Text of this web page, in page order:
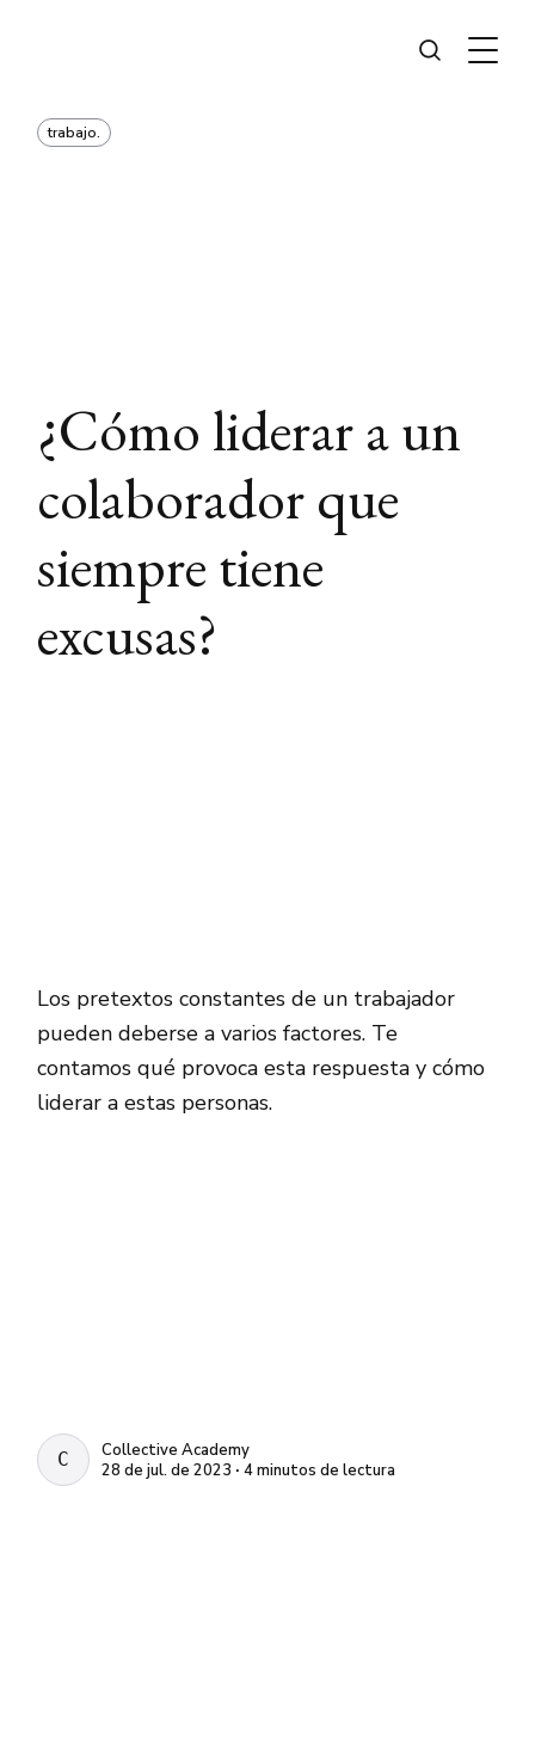
trabajo.
¿Cómo liderar a un
colaborador que
siempre tiene
excusas?
Los pretextos constantes de un trabajador
pueden deberse a varios factores. Te
contamos qué provoca esta respuesta y cómo
liderar a estas personas.
COLLECTIVE ACADEMY
Collective Academy
28 de jul. de 2023 ∙ 4 minutos de lectura